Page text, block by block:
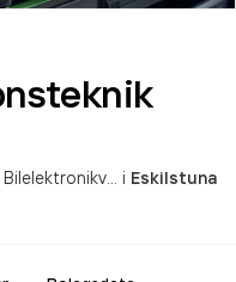
Bilelektronikverkstäder i Eskilstuna